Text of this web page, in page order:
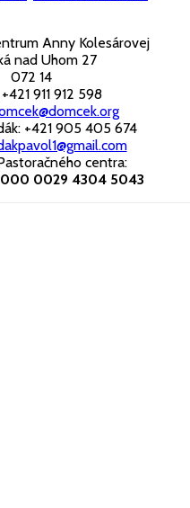
Anny Kolesárovej
nad Uhom 27
072 14
911 912 598
+421 905 405 674
centra:
0029 4304 5043